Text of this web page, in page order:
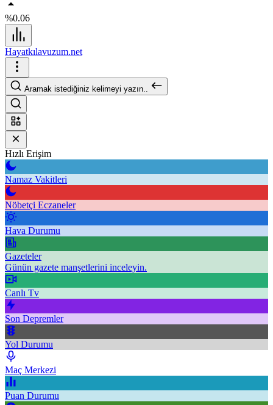
%0.06
Hayatkılavuzum.net
Aramak istediğiniz kelimeyi yazın..
Hızlı Erişim
Namaz Vakitleri
Nöbetçi Eczaneler
Hava Durumu
Gazeteler
Günün gazete manşetlerini inceleyin.
Canlı Tv
Son Depremler
Yol Durumu
Maç Merkezi
Puan Durumu